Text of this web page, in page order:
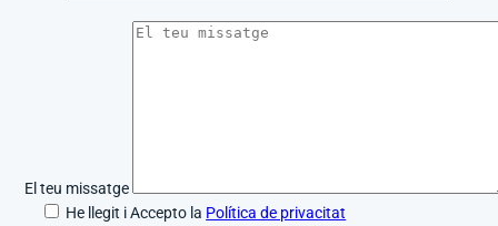
El teu missatge
He llegit i Accepto la Política de privacitat